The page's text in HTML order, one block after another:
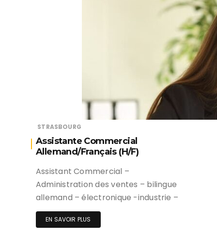
STRASBOURG
Assistante Commercial
Allemand/Français (H/F)
Assistant Commercial –
Administration des ventes – bilingue
allemand – électronique -industrie –
EN SAVOIR PLUS